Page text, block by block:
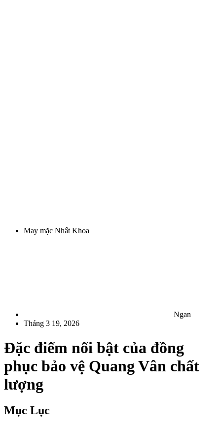
May mặc Nhất Khoa
Ngan
Tháng 3 19, 2026
Đặc điểm nổi bật của đồng
phục bảo vệ Quang Vân chất
lượng
Mục Lục